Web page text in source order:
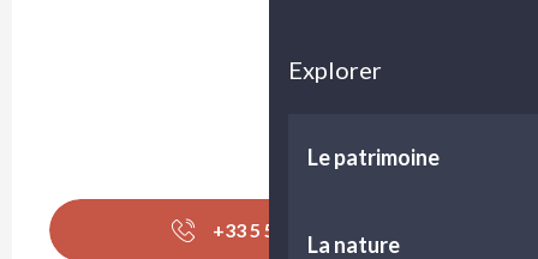
Explorer
Le patrimoine
La nature
+33 5 56 57 06